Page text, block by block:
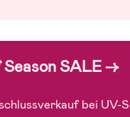
Season SALE →
bei UV-